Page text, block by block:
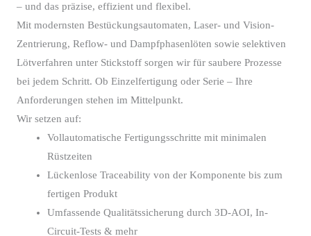
– und das präzise, effizient und flexibel.
Mit modernsten Bestückungsautomaten, Laser- und Vision-
Zentrierung, Reflow- und Dampfphasenlöten sowie selektiven
Lötverfahren unter Stickstoff sorgen wir für saubere Prozesse
bei jedem Schritt. Ob Einzelfertigung oder Serie – Ihre
Anforderungen stehen im Mittelpunkt.
Wir setzen auf:
Vollautomatische Fertigungsschritte mit minimalen
Rüstzeiten
Lückenlose Traceability von der Komponente bis zum
fertigen Produkt
Umfassende Qualitätssicherung durch 3D-AOI, In-
Circuit-Tests & mehr